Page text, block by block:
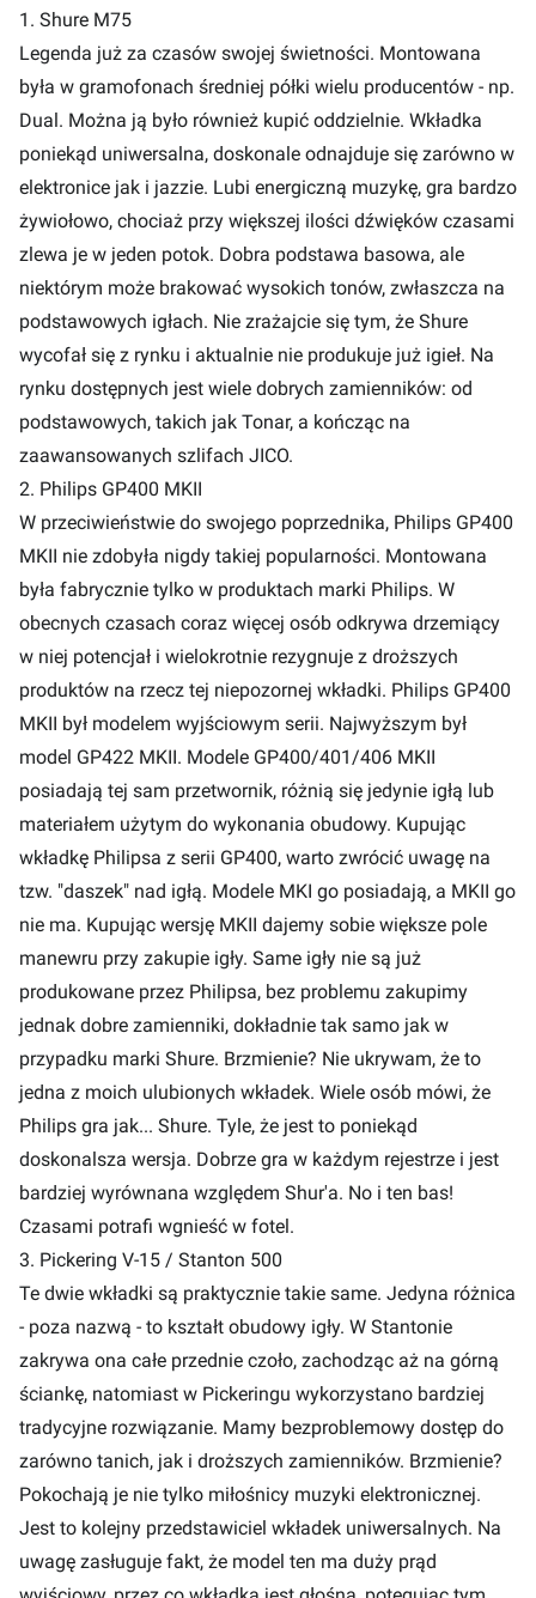
1. Shure M75
Legenda już za czasów swojej świetności. Montowana
była w gramofonach średniej półki wielu producentów - np.
Dual. Można ją było również kupić oddzielnie. Wkładka
poniekąd uniwersalna, doskonale odnajduje się zarówno w
elektronice jak i jazzie. Lubi energiczną muzykę, gra bardzo
żywiołowo, chociaż przy większej ilości dźwięków czasami
zlewa je w jeden potok. Dobra podstawa basowa, ale
niektórym może brakować wysokich tonów, zwłaszcza na
podstawowych igłach. Nie zrażajcie się tym, że Shure
wycofał się z rynku i aktualnie nie produkuje już igieł. Na
rynku dostępnych jest wiele dobrych zamienników: od
podstawowych, takich jak Tonar, a kończąc na
zaawansowanych szlifach JICO.
2. Philips GP400 MKII
W przeciwieństwie do swojego poprzednika, Philips GP400
MKII nie zdobyła nigdy takiej popularności. Montowana
była fabrycznie tylko w produktach marki Philips. W
obecnych czasach coraz więcej osób odkrywa drzemiący
w niej potencjał i wielokrotnie rezygnuje z droższych
produktów na rzecz tej niepozornej wkładki. Philips GP400
MKII był modelem wyjściowym serii. Najwyższym był
model GP422 MKII. Modele GP400/401/406 MKII
posiadają tej sam przetwornik, różnią się jedynie igłą lub
materiałem użytym do wykonania obudowy. Kupując
wkładkę Philipsa z serii GP400, warto zwrócić uwagę na
tzw. "daszek" nad igłą. Modele MKI go posiadają, a MKII go
nie ma. Kupując wersję MKII dajemy sobie większe pole
manewru przy zakupie igły. Same igły nie są już
produkowane przez Philipsa, bez problemu zakupimy
jednak dobre zamienniki, dokładnie tak samo jak w
przypadku marki Shure. Brzmienie? Nie ukrywam, że to
jedna z moich ulubionych wkładek. Wiele osób mówi, że
Philips gra jak... Shure. Tyle, że jest to poniekąd
doskonalsza wersja. Dobrze gra w każdym rejestrze i jest
bardziej wyrównana względem Shur'a. No i ten bas!
Czasami potrafi wgnieść w fotel.
3. Pickering V-15 / Stanton 500
Te dwie wkładki są praktycznie takie same. Jedyna różnica
- poza nazwą - to kształt obudowy igły. W Stantonie
zakrywa ona całe przednie czoło, zachodząc aż na górną
ściankę, natomiast w Pickeringu wykorzystano bardziej
tradycyjne rozwiązanie. Mamy bezproblemowy dostęp do
zarówno tanich, jak i droższych zamienników. Brzmienie?
Pokochają je nie tylko miłośnicy muzyki elektronicznej.
Jest to kolejny przedstawiciel wkładek uniwersalnych. Na
uwagę zasługuje fakt, że model ten ma duży prąd